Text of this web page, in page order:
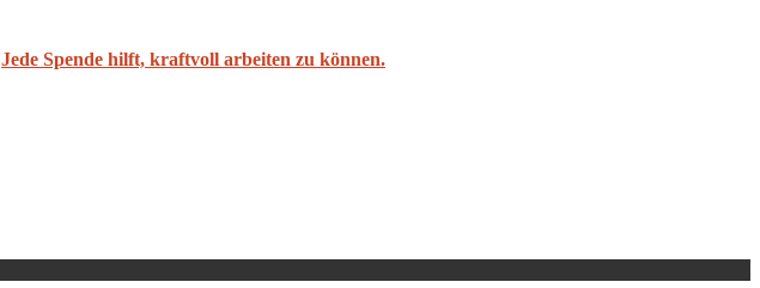
Jede Spende hilft, kraftvoll arbeiten zu können.